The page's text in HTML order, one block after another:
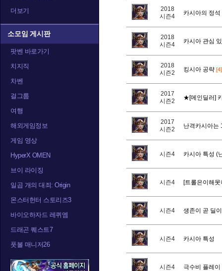
더보기
소모임 게시판
팟벤 바로가기
치지직
차벤
걸그룹
여행
해외게임정보
게임 영상
HyperX OMEN
브이 라이징
일곱 개의 대죄: Origin
몬스터헌터 스토리즈3
바이오하자드 레퀴엠
드래곤 퀘스트7
풋볼 매니저26
2018
시즌4
카시아의 정석
2018
시즌4
카시아 관심
2018
시즌2
킹시아 공략 [4]
2017
시즌2
★[메인딜러]
2017
시즌2
난격카시아는
시즌4 카시아 특성 (
시즌4 [트롤은이해
시즌4 생존이 곧 딜
시즌4 카시아 특성
시즌4 극수비 플레